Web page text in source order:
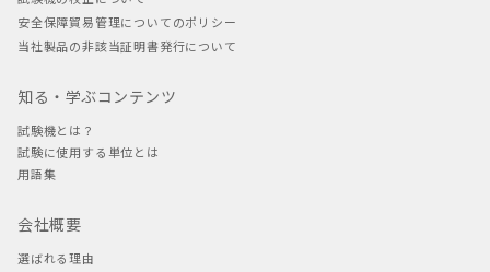
安全保障貿易管理についてのポリシー
当社製品の非該当証明書発行について
知る・学ぶコンテンツ
試験機とは？
試験に使用する単位とは
用語集
会社概要
選ばれる理由